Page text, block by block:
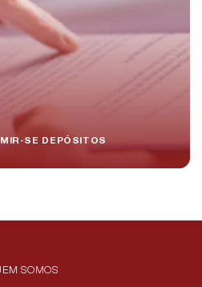
SE DEPÓSITOS
SOMOS